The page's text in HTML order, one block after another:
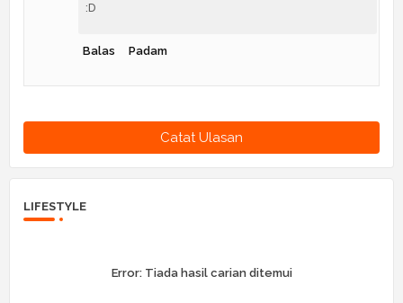
:D
Balas Padam
Catat Ulasan
LIFESTYLE
Error:Tiada hasil carian ditemui